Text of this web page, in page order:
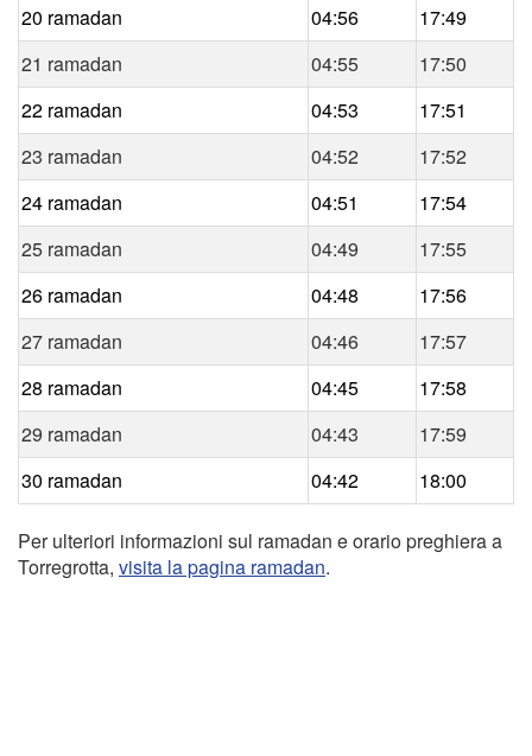
20 ramadan
04:56
17:49
21 ramadan
04:55
17:50
22 ramadan
04:53
17:51
23 ramadan
04:52
17:52
24 ramadan
04:51
17:54
25 ramadan
04:49
17:55
26 ramadan
04:48
17:56
27 ramadan
04:46
17:57
28 ramadan
04:45
17:58
29 ramadan
04:43
17:59
30 ramadan
04:42 18:00
Per ulteriori informazioni sul ramadan e orario preghiera a
Torregrotta, visita la pagina ramadan.